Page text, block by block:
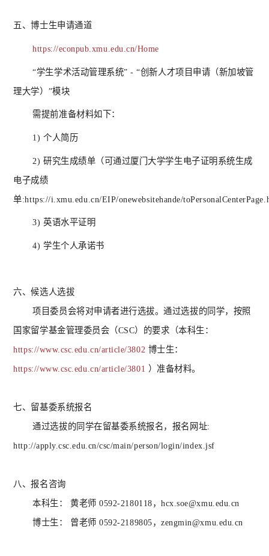
五、博士生申请通道
https://econpub.xmu.edu.cn/Home
“学生学术活动管理系统” - “创新人才项目申请（新加坡管
理大学）”模块
需提前准备材料如下：
1) 个人简历
2) 研究生成绩单（可通过厦门大学学生电子证明系统生成
电子成绩
单:https://i.xmu.edu.cn/EIP/onewebsitehande/
3) 英语水平证明
4) 学生个人承诺书
六、候选人选拔
项目委员会将对申请者进行选拔。通过选拔的同学，按照
国家留学基金管理委员会（CSC）的要求（本科生：
https://www.csc.edu.cn/article/3802 博士生：
https://www.csc.edu.cn/article/3801 ）准备材料。
七、 留基委系统报名
通过选拔的同学在留基委系统报名，报名网址:
http://apply.csc.edu.cn/csc/main/person/login/index.jsf
八、报名咨询
本科生：
黄老师 0592-2180118，hcx.soe@xmu.edu.cn
博士生：
曾老师 0592-2189805，zengmin@xmu.edu.cn